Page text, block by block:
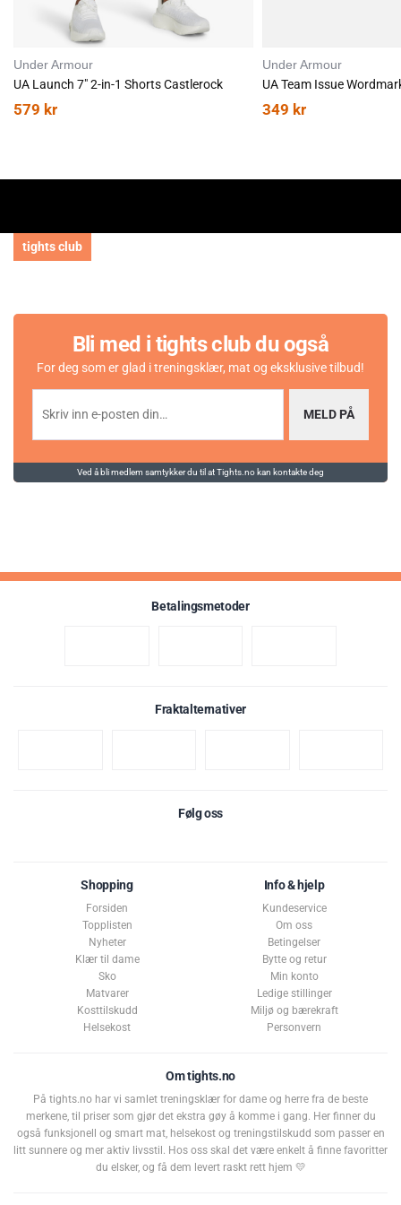
Under Armour
UA Launch 7" 2-in-1 Shorts Castlerock
579 kr
Under Armour
UA Team Issue
349 kr
tights club
Bli med i tights club du også
For deg som er glad i treningsklær, mat og eksklusive tilbud!
MELD PÅ
Ved å bli medlem samtykker du til at Tights.no kan kontakte deg
Betalingsmetoder
Fraktalternativer
Følg oss
Shopping
Forsiden
Topplisten
Nyheter
Klær til dame
Sko
Matvarer
Kosttilskudd
Helsekost
Info & hjelp
Kundeservice
Om oss
Betingelser
Bytte og retur
Min konto
Ledige stillinger
Miljø og bærekraft
Personvern
Om tights.no
På tights.no har vi samlet treningsklær for dame og herre fra de beste
merkene, til priser som gjør det ekstra gøy å komme i gang. Her finner du
også funksjonell og smart mat, helsekost og treningstilskudd som passer en
litt sunnere og mer aktiv livsstil. Hos oss skal det være enkelt å finne favoritter
du elsker, og få dem levert raskt rett hjem 💛